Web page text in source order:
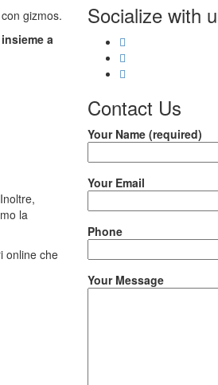
gizmos.
a
la
online che
Socialize with
Contact Us
Your Name (required)
Your Email
Phone
Your Message